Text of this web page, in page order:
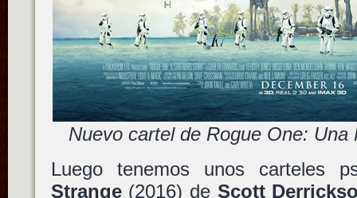
Nuevo cartel de Rogue One:
Luego tenemos unos carteles
Strange(2016) de Scott